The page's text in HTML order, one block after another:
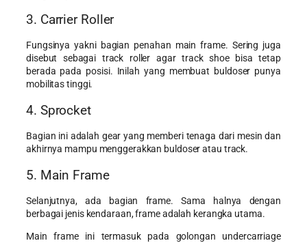
3. Carrier Roller
Fungsinya yakni bagian penahan main frame. Sering juga
disebut sebagai track roller agar track shoe bisa tetap
berada pada posisi. Inilah yang membuat buldoser punya
mobilitas tinggi.
4. Sprocket
Bagian ini adalah gear yang memberi tenaga dari mesin dan
akhirnya mampu menggerakkan buldoser atau track.
5. Main Frame
Selanjutnya, ada bagian frame. Sama halnya dengan
berbagai jenis kendaraan, frame adalah kerangka utama.
Main frame ini termasuk pada golongan undercarriage